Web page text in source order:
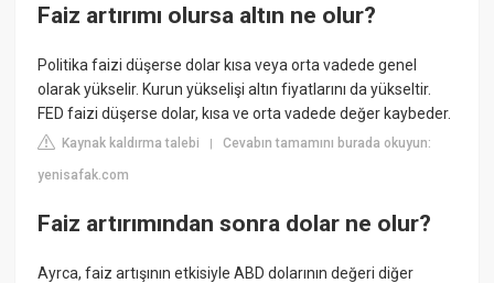
Faiz artırımı olursa altın ne olur?
Politika faizi düşerse dolar kısa veya orta vadede genel
olarak yükselir. Kurun yükselişi altın fiyatlarını da yükseltir.
FED faizi düşerse dolar, kısa ve orta vadede değer kaybeder.
Kaynak kaldırma talebi |Cevabın tamamını burada okuyun:
yenisafak.com
Faiz artırımından sonra dolar ne olur?
Ayrca, faiz artışının etkisiyle ABD dolarının değeri diğer